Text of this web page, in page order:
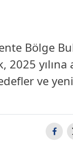
Bölge
yılına
ve yeni